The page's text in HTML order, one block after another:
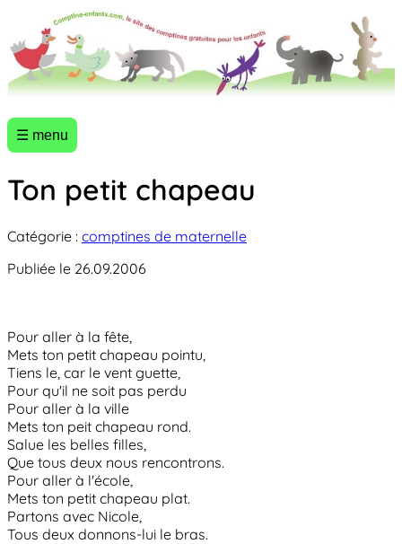
☰ menu
Ton petit chapeau
Catégorie : comptines de maternelle
Publiée le 26.09.2006
Pour aller à la fête,
Mets ton petit chapeau pointu,
Tiens le, car le vent guette,
Pour qu'il ne soit pas perdu
Pour aller à la ville
Mets ton peit chapeau rond.
Salue les belles filles,
Que tous deux nous rencontrons.
Pour aller à l'école,
Mets ton petit chapeau plat.
Partons avec Nicole,
Tous deux donnons-lui le bras.